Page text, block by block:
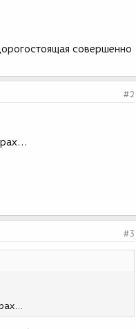
совершенно
#2
#3